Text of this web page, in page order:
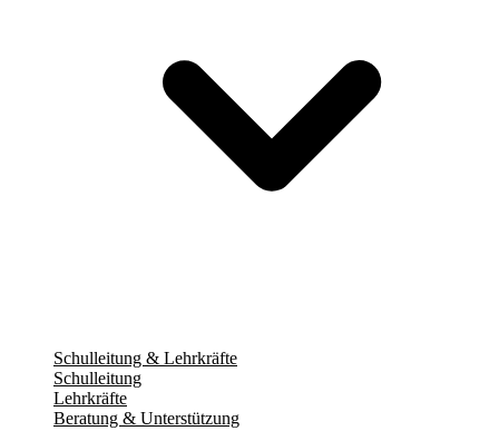
Schulleitung & Lehrkräfte
Schulleitung
Lehrkräfte
Beratung & Unterstützung